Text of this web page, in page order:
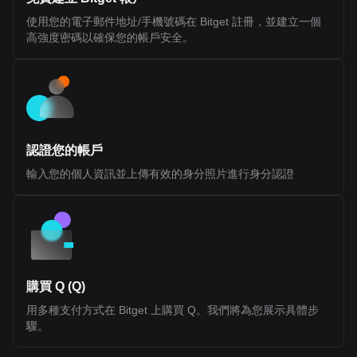
the maturity of its tooling and infrastructure. Fluent (BLEND)
Tokenomics Fluent (BLEND) Token Allocation The BLEND token
is the native utility token of the Fluent Network, a Layer 2 built on
Ethereum. It is designed to support network participation, staking,
rights to profits, dividends, or governance over any legal entity. Its
value and utility are tied to usage within the Fluent ecosystem.
Token Details Token Ticker: BLEND Blockchain: Ethereum (Layer
per token Initial Sale Allocation: 10,000,000 tokens (1% of total
supply) Token Distribution Ecosystem Growth (40.0%): Largest
allocation, used for incentives, developer support, and network
expansion. 25% unlocked at TGE, remainder vested over 36
1-year cliff and 24-month vesting Team (20.0%): Reserved for
contributors, also with 1-year cliff and 24-month vesting
Foundation (10.0%): Supports long-term development and
operations, partially unlocked at TGE with vesting schedule NFT
Sale (1.77%) and Echo Sale (2.5%): Allocations tied to prior
(1.0%): Fully unlocked at TGE (with restrictions for U.S.
members and users Market Making and Exchange Fees (~1.5%
combined): Allocated to liquidity providers and exchange listings
使用您的電子郵件地址/手機號碼在 Bitget 註冊，並建立一個
高強度密碼以確保您的帳戶安全。
認證您的帳戶
輸入您的個人資訊並上傳有效的身分照片進行身分認證
購買 Q (Q)
用多種支付方式在 Bitget 上購買 Q。我們將為您展示具體步
驟。